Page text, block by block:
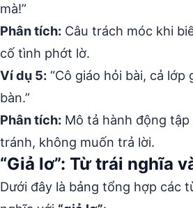
mà!”
Phân tích: Câu trách móc khi
cố tình phớt lờ.
Ví dụ 5: “Cô giáo hỏi bài, cả lớp
bàn.”
Phân tích: Mô tả hành động
tránh, không muốn trả lời.
“Giả lơ”: Từ trái nghĩa
Dưới đây là bảng tổng hợp các